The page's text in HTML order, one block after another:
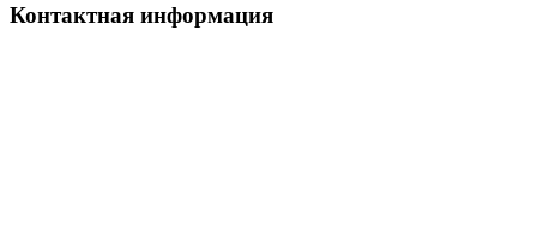
Контактная информация